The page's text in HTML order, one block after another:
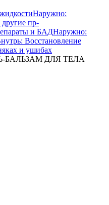
Наружно:
пр-
и БАДНаружно:
Восстановление
и ушибах
БАЛЬЗАМ ДЛЯ ТЕЛА